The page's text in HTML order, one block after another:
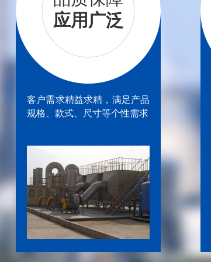
应用广泛
客户需求精益求精，满足产品
规格、款式、尺寸等个性需求